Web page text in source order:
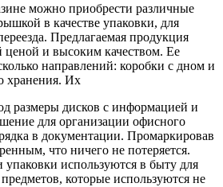
можно приобрести различные
в качестве упаковки, для
Предлагаемая продукция
ценой и высоким качеством. Ее
направлений: коробки с дном и
хранения. Их
размеры дисков с информацией и
для организации офисного
в документации. Промаркировав
что ничего не потеряется.
упаковки используются в быту для
которые используются не